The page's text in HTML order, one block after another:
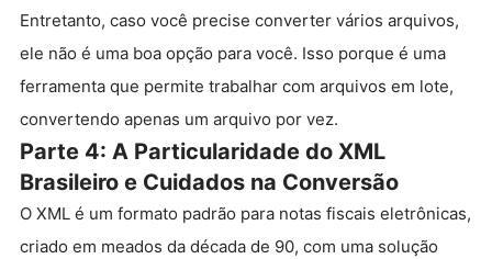
Entretanto, caso você precise converter vários arquivos,
ele não é uma boa opção para você. Isso porque é uma
ferramenta que permite trabalhar com arquivos em lote,
convertendo apenas um arquivo por vez.
Parte 4: A Particularidade do XML
Brasileiro e Cuidados na Conversão
O XML é um formato padrão para notas fiscais eletrônicas,
criado em meados da década de 90, com uma solução